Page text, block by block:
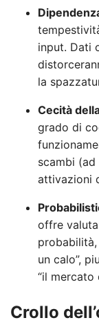
input. Dati
la
Cecità
grado di
scambi
attivazioni
offre
probabilità,
un calo”,
“il mercato
Crollo